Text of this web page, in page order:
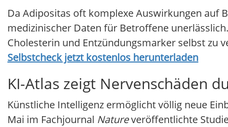
Da Adipositas oft komplexe Auswirkungen auf
medizinischer Daten für Betroffene
Cholesterin und Entzündungsmarker selbst zu
Selbstcheck jetzt kostenlos herunterladen
KI-Atlas zeigt Nervenschäden
Künstliche Intelligenz ermöglicht völlig neue
Mai im Fachjournal Natureveröffentlichte